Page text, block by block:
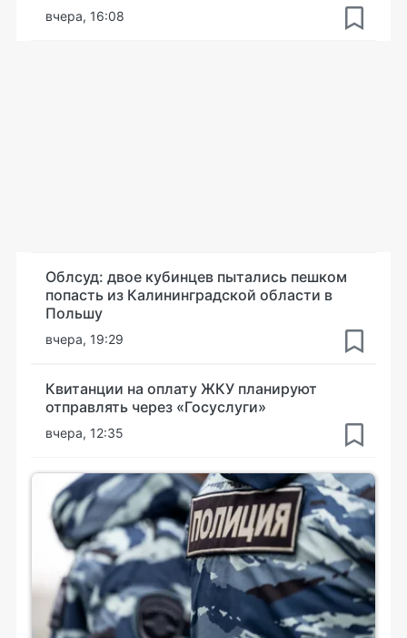
вчера, 16:08
Облсуд: двое кубинцев пытались пешком
попасть из Калининградской области в
Польшу
вчера, 19:29
Квитанции на оплату ЖКУ планируют
отправлять через «Госуслуги»
вчера, 12:35